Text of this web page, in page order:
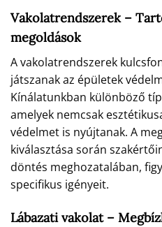
Vakolatrendszerek –
megoldások
A vakolatrendszerek
játszanak az épületek
Kínálatunkban különböző
amelyek nemcsak
védelmet is nyújtanak. A
kiválasztása során
döntés meghozatalában,
specifikus igényeit.
Lábazati vakolat –